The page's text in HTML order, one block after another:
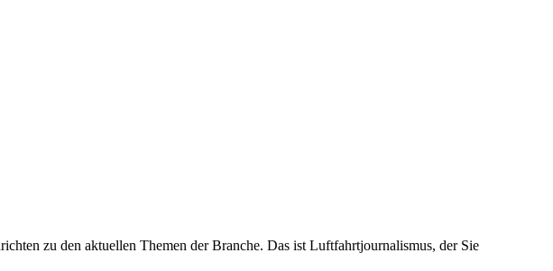
zu den aktuellen Themen der Branche. Das ist Luftfahrtjournalismus, der Sie